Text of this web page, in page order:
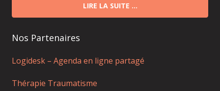
LIRE LA SUITE …
Nos Partenaires
Logidesk – Agenda en ligne partagé
Thérapie Traumatisme